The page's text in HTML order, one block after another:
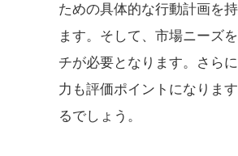
ための具体的な行動計画を
ます。そして、市場ニーズ
チが必要となります。さら
力も評価ポイントになりま
るでしょう。